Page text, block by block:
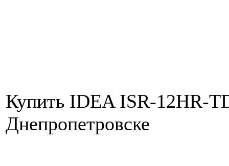
Купить IDEA ISR-12HR-
Днепропетровске